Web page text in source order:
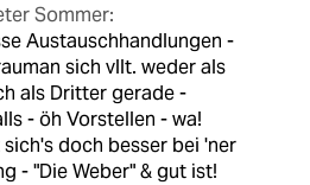
Sommer:
Austauschhandlungen -
sich vllt. weder als
als Dritter gerade -
- öh Vorstellen - wa!
sich's doch besser bei 'ner
- "Die Weber" & gut ist!